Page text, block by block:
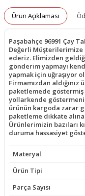
Ürün Açıklaması
Paşabahçe 96991 Çay
Değerli
ederiz. Elimizden
gönderim yapmayı
yapmak için uğraşıyor
Firmamızdan
paketlemede
yollarkende
ürünün kargoda zarar
paketleme dikkate
Ürünlerimizin bazıları
duruma hassasiyet
Materyal
Ürün Tipi
Parça Sayısı